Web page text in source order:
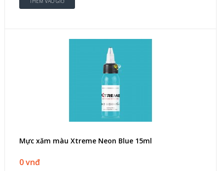
Mực xăm màu Xtreme Neon Blue 15ml
0 vnđ